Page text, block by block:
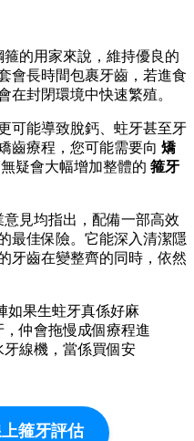
箍的用家來說，維持優良的
會長時間包裹牙齒，若進食
在封閉環境中快速繁殖。
可能導致脫鈣、蛀牙甚至牙
齒療程，您可能需要向 矯
疑會大幅增加整體的 箍牙
意見均指出，配備一部高效
最佳保險。它能深入清潔隱
牙齒在變整齊的同時，依然
如果生蛀牙真係好麻
仲會拖慢成個療程進
牙線機，當係買個安
箍牙評估